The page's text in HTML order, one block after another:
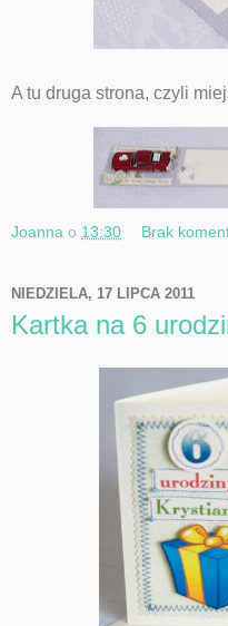
A tu druga strona, czyli
Joanna o 13:30 Brak
NIEDZIELA, 17 LIPCA 2011
Kartka na 6